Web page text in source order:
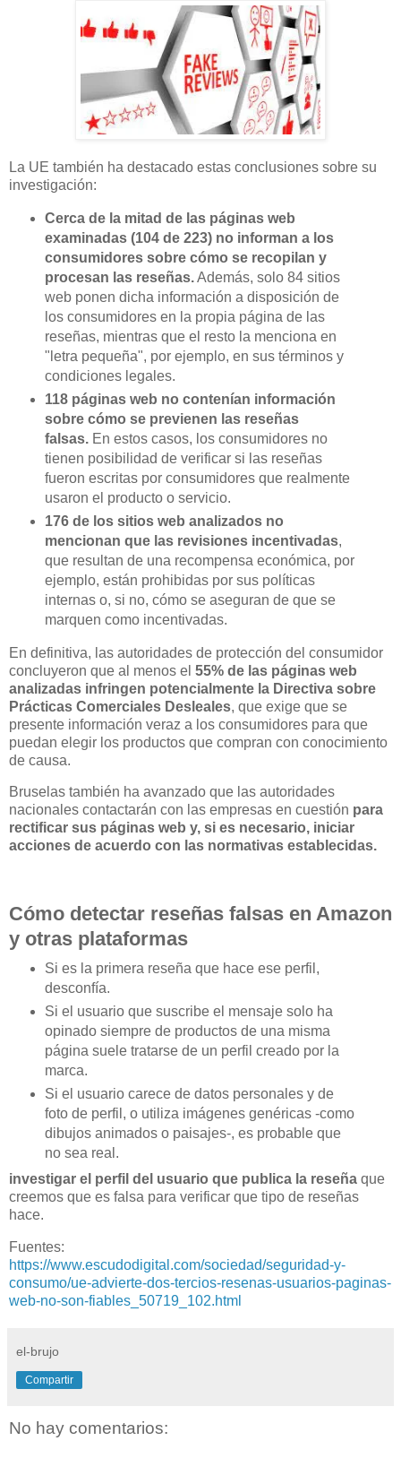
La UE también ha destacado estas conclusiones sobre su
investigación:
Cerca de la mitad de las páginas web
examinadas (104 de 223) no informan a los
consumidores sobre cómo se recopilan y
procesan las reseñas.Además, solo 84 sitios
web ponen dicha información a disposición de
los consumidores en la propia página de las
reseñas, mientras que el resto la menciona en
"letra pequeña", por ejemplo, en sus términos y
condiciones legales.
118 páginas web no contenían información
sobre cómo se previenen las reseñas
falsas. En estos casos, los consumidores no
tienen posibilidad de verificar si las reseñas
fueron escritas por consumidores que realmente
usaron el producto o servicio.
176 de los sitios web analizados no
mencionan que las revisiones incentivadas,
que resultan de una recompensa económica, por
ejemplo, están prohibidas por sus políticas
internas o, si no, cómo se aseguran de que se
marquen como incentivadas.
En definitiva, las autoridades de protección del consumidor
concluyeron que al menos el 55% de las páginas web
analizadas infringen potencialmente la Directiva sobre
Prácticas Comerciales Desleales, que exige que se
presente información veraz a los consumidores para que
puedan elegir los productos que compran con conocimiento
de causa.
Bruselas también ha avanzado que las autoridades
nacionales contactarán con las empresas en cuestión para
rectificar sus páginas web y, si es necesario, iniciar
acciones de acuerdo con las normativas establecidas.
Cómo detectar reseñas falsas en Amazon
y otras plataformas
Si es la primera reseña que hace ese perfil,
desconfía.
Si el usuario que suscribe el mensaje solo ha
opinado siempre de productos de una misma
página suele tratarse de un perfil creado por la
marca.
Si el usuario carece de datos personales y de
foto de perfil, o utiliza imágenes genéricas -como
dibujos animados o paisajes-, es probable que
no sea real.
investigar el perfil del usuario que publica la reseña que
creemos que es falsa para verificar que tipo de reseñas
hace.
Fuentes:
https://www.escudodigital.com/sociedad/seguridad-y-
consumo/ue-advierte-dos-tercios-resenas-usuarios-paginas-
web-no-son-fiables_50719_102.html
el-brujo
Compartir
No hay comentarios: